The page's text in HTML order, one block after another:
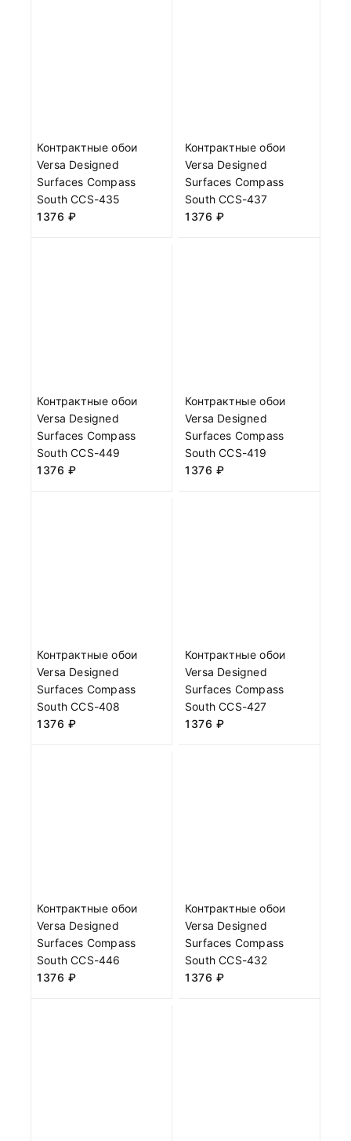
Контрактные обои
Versa Designed
Surfaces Compass
South CCS-435
1376 ₽
Контрактные обои
Versa Designed
Surfaces Compass
South CCS-437
1376 ₽
Контрактные обои
Versa Designed
Surfaces Compass
South CCS-449
1376 ₽
Контрактные обои
Versa Designed
Surfaces Compass
South CCS-419
1376 ₽
Контрактные обои
Versa Designed
Surfaces Compass
South CCS-408
1376 ₽
Контрактные обои
Versa Designed
Surfaces Compass
South CCS-427
1376 ₽
Контрактные обои
Versa Designed
Surfaces Compass
South CCS-446
1376 ₽
Контрактные обои
Versa Designed
Surfaces Compass
South CCS-432
1376 ₽